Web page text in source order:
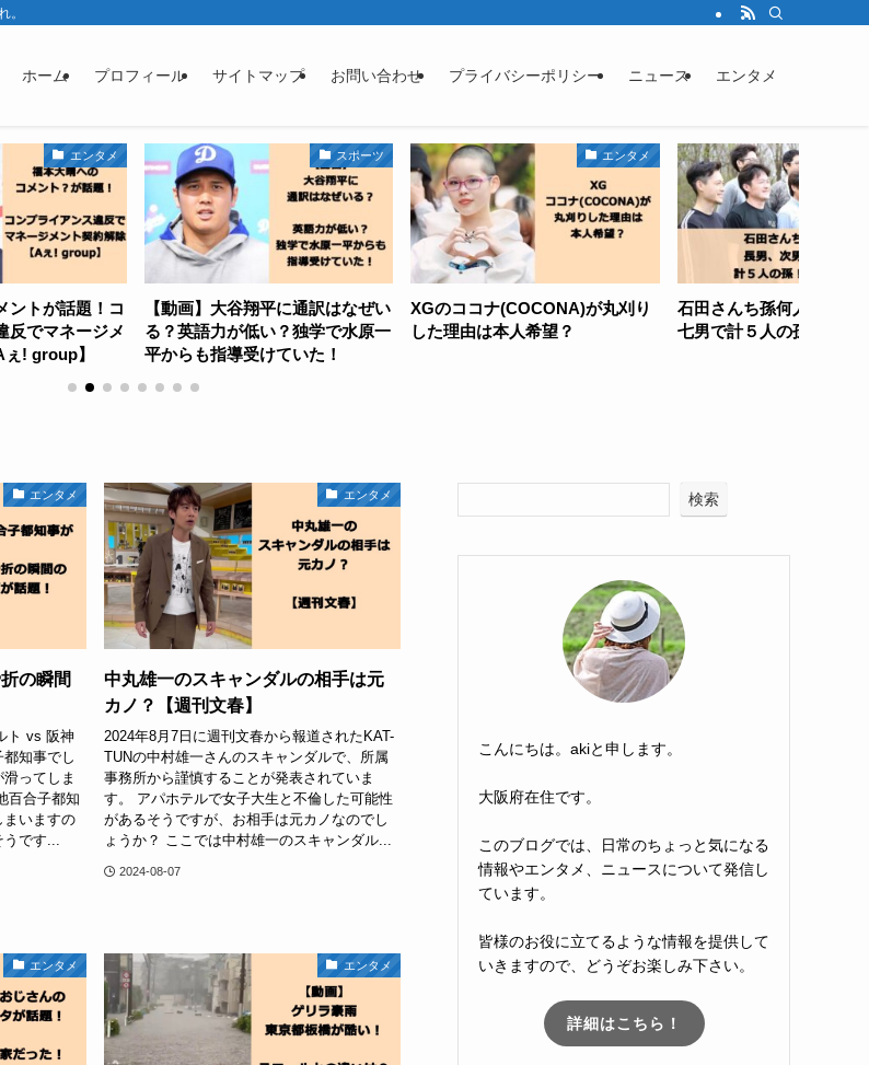
。
ホーム プロフィール サイトマップ お問い合わせ プライバシーポリシー ニュース エンタメ
スポーツ
【動画】大谷翔平に通訳はなぜい
る？英語力が低い？独学で水原一
平からも指導受けていた！
エンタメ
XGのココナ(COCONA)が丸刈り
した理由は本人希望？
エンタメ
石田さんち孫何人？長男、次男、
七男で計５人の孫！【2023最新】
エンタメ
の瞬間
ト vs 阪神
知事でし
ってしま
百合子都知
まいますの
うです...
エンタメ
中丸雄一のスキャンダルの相手は元
カノ？【週刊文春】
2024年8月7日に週刊文春から報道されたKAT-
TUNの中村雄一さんのスキャンダルで、所属
事務所から謹慎することが発表されていま
す。 アパホテルで女子大生と不倫した可能性
があるそうですが、お相手は元カノなのでし
ょうか？ ここでは中村雄一のスキャンダル...
2024-08-07
エンタメ エンタメ
検索
こんにちは。akiと申します。
大阪府在住です。
このブログでは、日常のちょっと気になる
情報やエンタメ、ニュースについて発信し
ています。
皆様のお役に立てるような情報を提供して
いきますので、どうぞお楽しみ下さい。
詳細はこちら！